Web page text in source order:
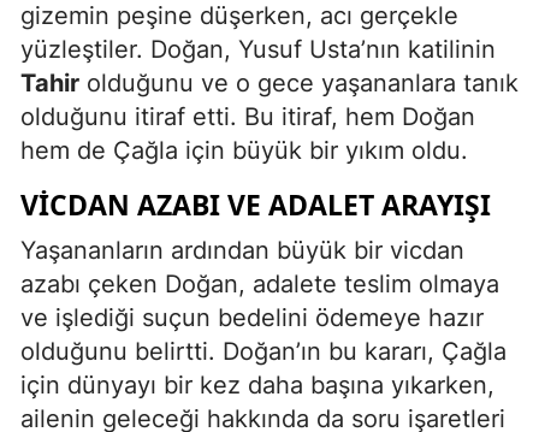
gizemin peşine düşerken, acı gerçekle
yüzleştiler. Doğan, Yusuf Usta’nın katilinin
Tahir olduğunu ve o gece yaşananlara tanık
olduğunu itiraf etti. Bu itiraf, hem Doğan
hem de Çağla için büyük bir yıkım oldu.
VICDAN AZABI VE ADALET ARAYIŞI
Yaşananların ardından büyük bir vicdan
azabı çeken Doğan, adalete teslim olmaya
ve işlediği suçun bedelini ödemeye hazır
olduğunu belirtti. Doğan’ın bu kararı, Çağla
için dünyayı bir kez daha başına yıkarken,
ailenin geleceği hakkında da soru işaretleri